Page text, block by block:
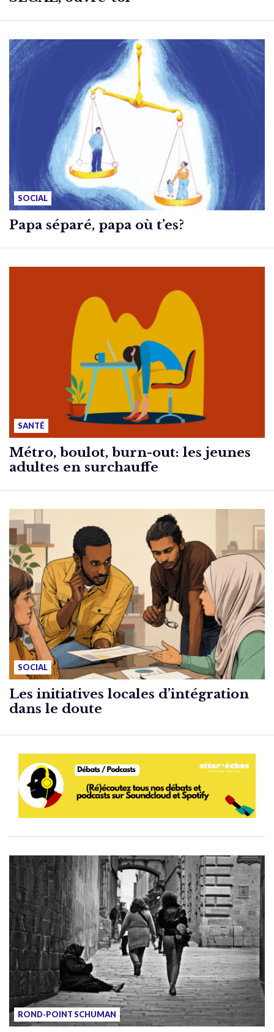
SOCIAL
Papa séparé, papa où t’es?
SANTÉ
Métro, boulot, burn-out: les jeunes
adultes en surchauffe
SOCIAL
Les initiatives locales d’intégration
dans le doute
ROND-POINT SCHUMAN